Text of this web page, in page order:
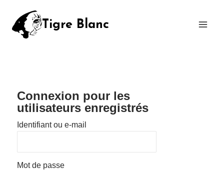
Tigre Blanc
Connexion pour les
utilisateurs enregistrés
Identifiant ou e-mail
Mot de passe